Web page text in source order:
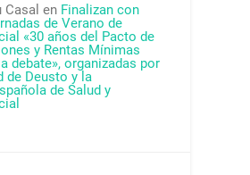
en Finalizan con
de Verano de
«30 años del Pacto de
y Rentas Mínimas
debate», organizadas por
de Deusto y la
de Salud y